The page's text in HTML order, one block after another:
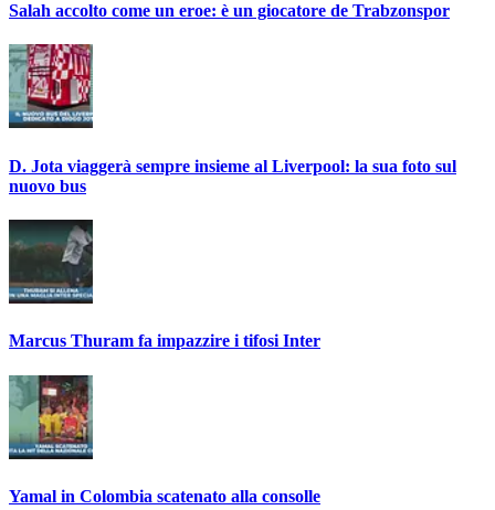
Salah accolto come un eroe: è un giocatore de Trabzonspor
D. Jota viaggerà sempre insieme al Liverpool: la sua foto sul
nuovo bus
Marcus Thuram fa impazzire i tifosi Inter
Yamal in Colombia scatenato alla consolle